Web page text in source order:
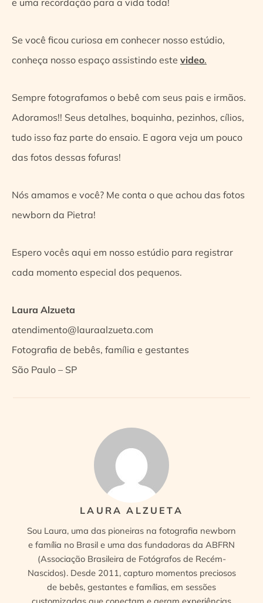
e uma recordação para a vida toda!
Se você ficou curiosa em conhecer nosso estúdio,
conheça nosso espaço assistindo este video.
Sempre fotografamos o bebê com seus pais e irmãos.
Adoramos!! Seus detalhes, boquinha, pezinhos, cílios,
tudo isso faz parte do ensaio. E agora veja um pouco
das fotos dessas fofuras!
Nós amamos e você? Me conta o que achou das fotos
newborn da Pietra!
Espero vocês aqui em nosso estúdio para registrar
cada momento especial dos pequenos.
Laura Alzueta
atendimento@lauraalzueta.com
Fotografia de bebês, família e gestantes
São Paulo – SP
LAURA ALZUETA
Sou Laura, uma das pioneiras na fotografia newborn
e família no Brasil e uma das fundadoras da ABFRN
(Associação Brasileira de Fotógrafos de Recém-
Nascidos). Desde 2011, capturo momentos preciosos
de bebês, gestantes e famílias, em sessões